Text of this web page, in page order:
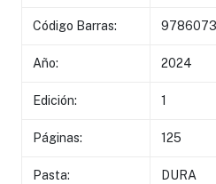
Código Barras:
Año: 2024
Edición: 1
Páginas: 125
Pasta: DURA